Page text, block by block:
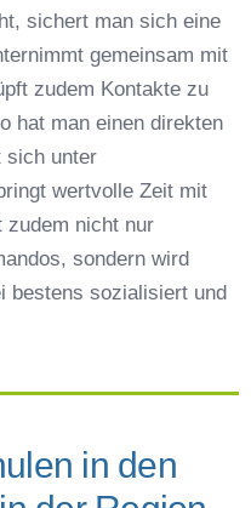
sichert man sich eine
gemeinsam mit
zudem Kontakte zu
hat man einen direkten
sich unter
wertvolle Zeit mit
zudem nicht nur
sondern wird
bestens sozialisiert und
in den